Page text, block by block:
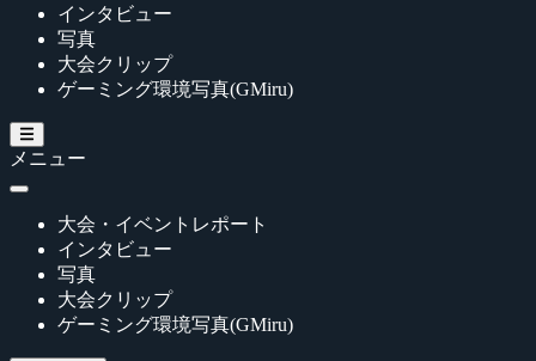
インタビュー
写真
大会クリップ
ゲーミング環境写真(GMiru)
メニュー
大会・イベントレポート
インタビュー
写真
大会クリップ
ゲーミング環境写真(GMiru)